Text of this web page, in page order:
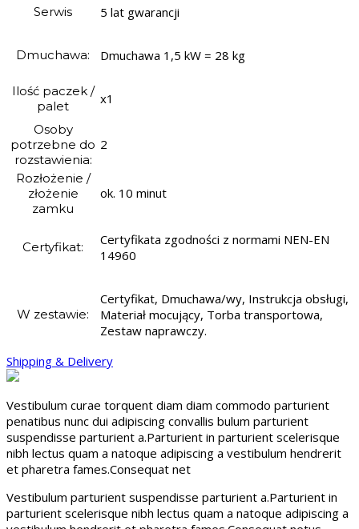
Serwis 5 lat gwarancji
Dmuchawa: Dmuchawa 1,5 kW = 28 kg
Ilość paczek /
palet
x1
Osoby
potrzebne do
rozstawienia:
2
Rozłożenie /
złożenie
zamku
ok. 10 minut
Certyfikat:
Certyfikata zgodności z normami NEN-EN
14960
W zestawie:
Certyfikat, Dmuchawa/wy, Instrukcja obsługi,
Materiał mocujący, Torba transportowa,
Zestaw naprawczy.
Shipping & Delivery
Vestibulum curae torquent diam diam commodo parturient
penatibus nunc dui adipiscing convallis bulum parturient
suspendisse parturient a.Parturient in parturient scelerisque
nibh lectus quam a natoque adipiscing a vestibulum hendrerit
et pharetra fames.Consequat net
Vestibulum parturient suspendisse parturient a.Parturient in
parturient scelerisque nibh lectus quam a natoque adipiscing a